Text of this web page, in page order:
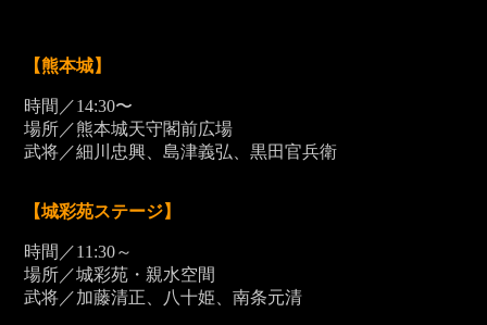
【熊本城】
時間／14:30〜
場所／熊本城天守閣前広場
武将／細川忠興、島津義弘、黒田官兵衛
【城彩苑ステージ】
時間／11:30～
場所／城彩苑・親水空間
武将／加藤清正、八十姫、南条元清